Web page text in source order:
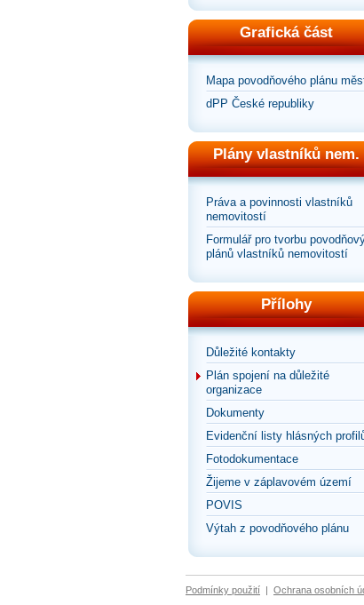
Grafická část
Mapa povodňového plánu
dPP České republiky
Plány vlastníků nem.
Práva a povinnosti vlastníků
nemovitostí
Formulář pro tvorbu
plánů vlastníků nemovitostí
Přílohy
Důležité kontakty
Plán spojení na důležité
organizace
Dokumenty
Evidenční listy hlásných
Fotodokumentace
Žijeme v záplavovém území
POVIS
Výtah z povodňového plánu
Podmínky použití | Ochrana osobních